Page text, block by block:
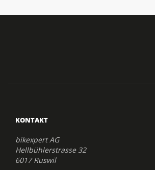
KONTAKT
bikexpert AG
Hellbühlerstrasse 32
6017 Ruswil